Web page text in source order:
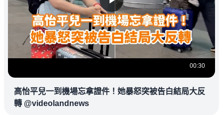
00:30
高怡平兒一到機場忘拿證件！她暴怒突被告白結局大反
轉 @videolandnews